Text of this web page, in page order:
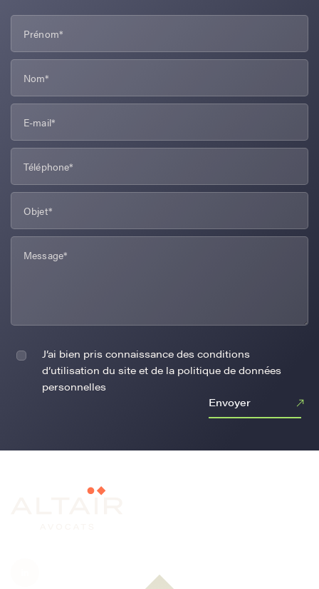
J’ai bien pris connaissance des conditions
d’utilisation du site et de la politique de données
personnelles
Envoyer